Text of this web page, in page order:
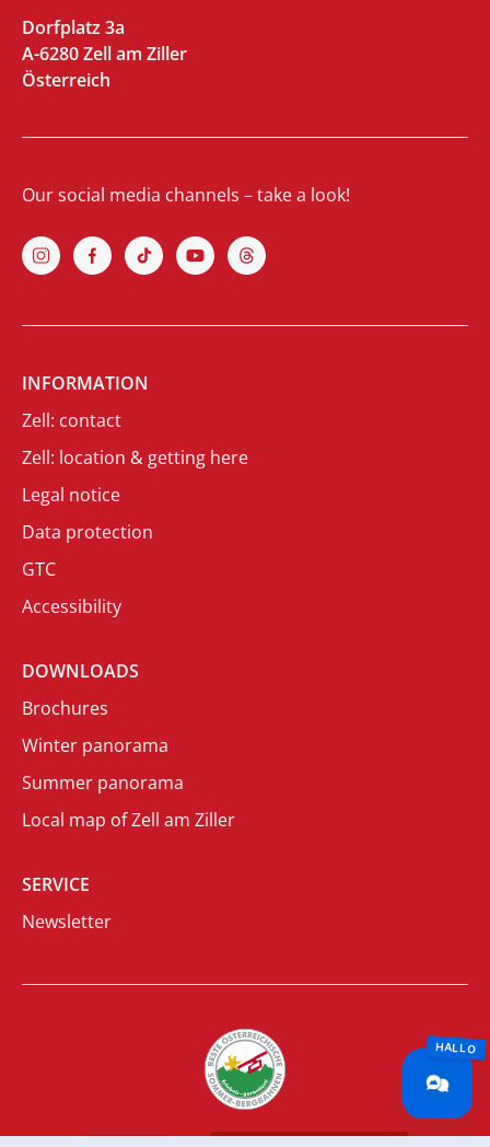
Dorfplatz 3a
A-6280 Zell am Ziller
Österreich
Our social media channels – take a look!
INFORMATION
Zell: contact
Zell: location & getting here
Legal notice
Data protection
GTC
Accessibility
DOWNLOADS
Brochures
Winter panorama
Summer panorama
Local map of Zell am Ziller
SERVICE
Newsletter